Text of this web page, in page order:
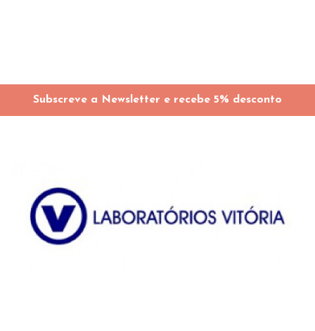
Subscreve a Newsletter e recebe 5% desconto